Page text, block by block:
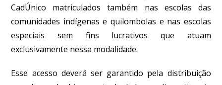
CadÚnico matriculados também nas escolas das
comunidades indígenas e quilombolas e nas escolas
especiais sem fins lucrativos que atuam
exclusivamente nessa modalidade.
Esse acesso deverá ser garantido pela distribuição